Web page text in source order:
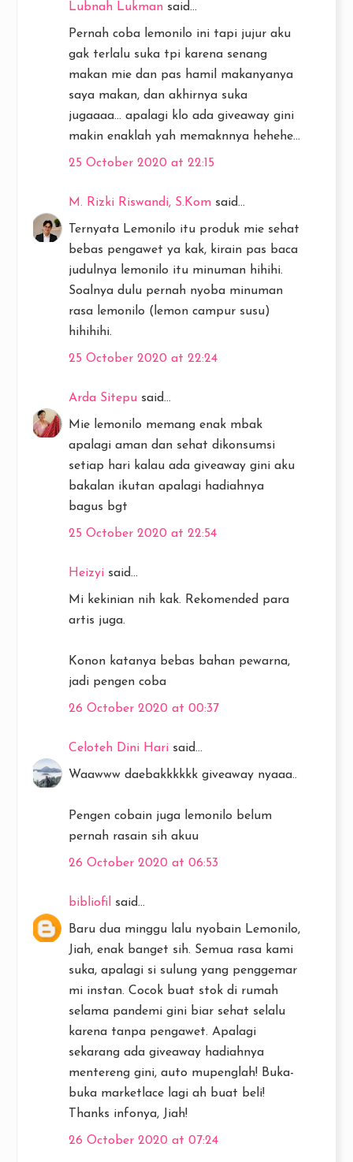
Lubnah Lukman said...
Pernah coba lemonilo ini tapi jujur aku
gak terlalu suka tpi karena senang
makan mie dan pas hamil makanyanya
saya makan, dan akhirnya suka
jugaaaa... apalagi klo ada giveaway gini
makin enaklah yah memaknnya hehehe...
25 October 2020 at 22:15
M. Rizki Riswandi, S.Kom said...
Ternyata Lemonilo itu produk mie sehat
bebas pengawet ya kak, kirain pas baca
judulnya lemonilo itu minuman hihihi.
Soalnya dulu pernah nyoba minuman
rasa lemonilo (lemon campur susu)
hihihihi.
25 October 2020 at 22:24
Arda Sitepu said...
Mie lemonilo memang enak mbak
apalagi aman dan sehat dikonsumsi
setiap hari kalau ada giveaway gini aku
bakalan ikutan apalagi hadiahnya
bagus bgt
25 October 2020 at 22:54
Heizyi said...
Mi kekinian nih kak. Rekomended para
artis juga.
Konon katanya bebas bahan pewarna,
jadi pengen coba
26 October 2020 at 00:37
Celoteh Dini Hari said...
Waawww daebakkkkkk giveaway nyaaa..
Pengen cobain juga lemonilo belum
pernah rasain sih akuu
26 October 2020 at 06:53
bibliofil said...
Baru dua minggu lalu nyobain Lemonilo,
Jiah, enak banget sih. Semua rasa kami
suka, apalagi si sulung yang penggemar
mi instan. Cocok buat stok di rumah
selama pandemi gini biar sehat selalu
karena tanpa pengawet. Apalagi
sekarang ada giveaway hadiahnya
mentereng gini, auto mupenglah! Buka-
buka marketlace lagi ah buat beli!
Thanks infonya, Jiah!
26 October 2020 at 07:24